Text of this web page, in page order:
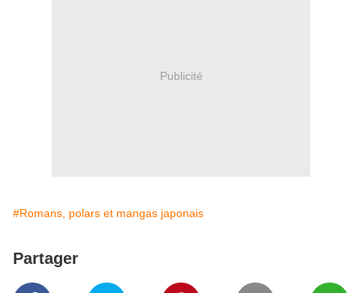
Publicité
#Romans, polars et mangas japonais
Partager